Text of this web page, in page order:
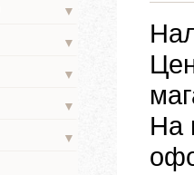
▼
▼
▼
▼
▼
На